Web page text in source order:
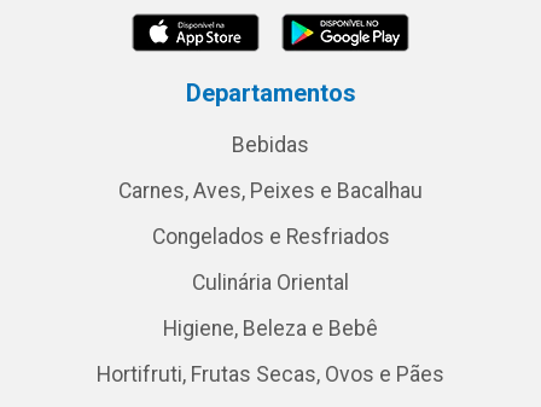
Departamentos
Bebidas
Carnes, Aves, Peixes e Bacalhau
Congelados e Resfriados
Culinária Oriental
Higiene, Beleza e Bebê
Hortifruti, Frutas Secas, Ovos e Pães